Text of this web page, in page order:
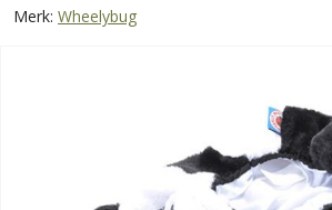
Merk: Wheelybug